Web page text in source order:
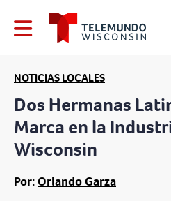
NOTICIAS LOCALES
Dos Hermanas
Marca en la
Wisconsin
Por: Orlando Garza